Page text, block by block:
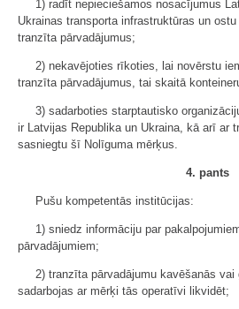
1) radīt nepieciešamos nosacījumus
Ukrainas transporta infrastruktūras un
tranzīta pārvadājumus;
2) nekavējoties rīkoties, lai novērstu
tranzīta pārvadājumus, tai skaitā
3) sadarboties starptautisko
ir Latvijas Republika un Ukraina, kā arī ar
sasniegtu šī Nolīguma mērķus.
4. pants
Pušu kompetentās institūcijas:
1) sniedz informāciju par
pārvadājumiem;
2) tranzīta pārvadājumu kavēšanās vai
sadarbojas ar mērķi tās operatīvi likvidēt;